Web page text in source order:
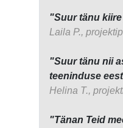
"Suur tänu
Laila P.,
"Suur tänu nii
teeninduse
Helina T.,
"Tänan Teid